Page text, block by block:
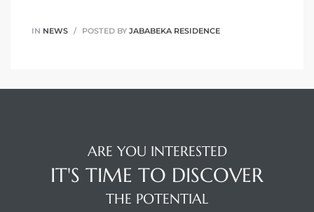
IN NEWS POSTED BY JABABEKA RESIDENCE
ARE YOU INTERESTED
IT'S TIME TO DISCOVER
THE POTENTIAL